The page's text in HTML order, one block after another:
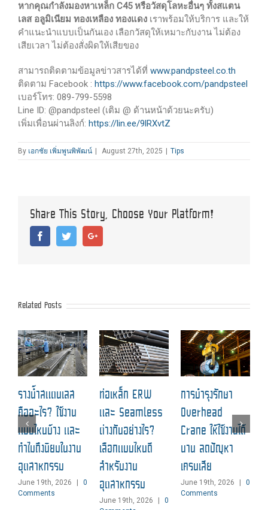
หากคุณกำลังมองหาเหล็ก C45 หรือวัสดุโลหะอื่นๆ ทั้งสแตน
เลส อลูมิเนียม ทองเหลือง ทองแดง เราพร้อมให้บริการ และให้
คำแนะนำแบบเป็นกันเอง เลือกวัสดุให้เหมาะกับงาน ไม่ต้อง
เสียเวลา ไม่ต้องสั่งผิดให้เสียของ
สามารถติดตามข้อมูลข่าวสารได้ที่ www.pandpsteel.co.th
ติดตาม Facebook : https://www.facebook.com/pandpsteel
เบอร์โทร: 089-799-5598
Line ID: @pandpsteel (เติม @ ด้านหน้าด้วยนะครับ)
เพิ่มเพื่อนผ่านลิงก์: https://lin.ee/9lRXvtZ
By เอกชัย เพิ่มพูนพิพัฒน์ August 27th, 2025 Tips
Share This Story, Choose Your Platform!
FacebookTwitterGoogle+
Related Posts
รางน้ำสแตนเลส
คืออะไร? ใช้งาน
แบบไหนบ้าง และ
ทำไมถึงนิยมในงาน
อุตสาหกรรม
June 19th, 2026
0
Comments
ท่อเหล็ก ERW
และ Seamless
ต่างกันอย่างไร?
เลือกแบบไหนดี
สำหรับงาน
อุตสาหกรรม
June 19th, 2026
0
การบำรุงรักษา
Overhead
Crane ให้ใช้งานได้
นาน ลดปัญหา
เครนเสีย
June 19th, 2026
0
Comments